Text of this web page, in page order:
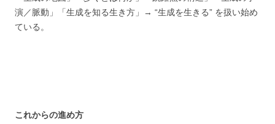
演／脈動」「生成を知る生き方」→ “生成を生きる” を扱い始め
ている。
これからの進め方